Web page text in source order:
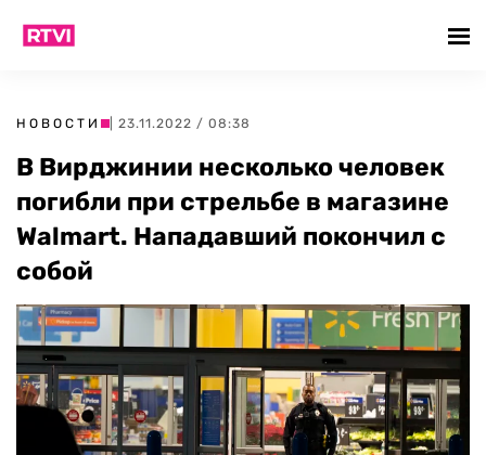
НОВОСТИ | 23.11.2022 / 08:38
В Вирджинии несколько человек
погибли при стрельбе в магазине
Walmart. Нападавший покончил с
собой